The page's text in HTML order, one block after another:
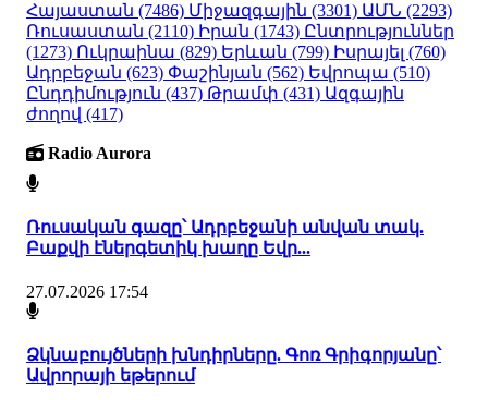
Հայաստան (7486) Միջազգային (3301) ԱՄՆ (2293)
Ռուսաստան (2110) Իրան (1743) Ընտրություններ
(1273) Ուկրաինա (829) Երևան (799) Իսրայել (760)
Ադրբեջան (623) Փաշինյան (562) Եվրոպա (510)
Ընդդիմություն (437) Թրամփ (431) Ազգային
ժողով (417)
Radio Aurora
Ռուսական գազը՝ Ադրբեջանի անվան տակ.
Բաքվի էներգետիկ խաղը Եվր...
27.07.2026 17:54
Ձկնաբույծների խնդիրները. Գոռ Գրիգորյանը՝
Ավրորայի եթերում